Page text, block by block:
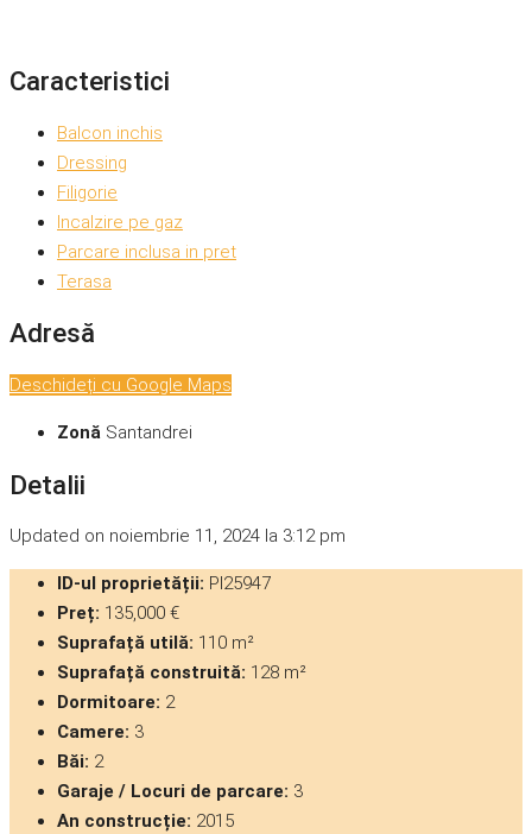
Caracteristici
Balcon inchis
Dressing
Filigorie
Incalzire pe gaz
Parcare inclusa in pret
Terasa
Adresă
Deschideți cu Google Maps
Zonă Santandrei
Detalii
Updated on noiembrie 11, 2024 la 3:12 pm
ID-ul proprietății: PI25947
Preț: 135,000 €
Suprafață utilă: 110 m²
Suprafață construită: 128 m²
Dormitoare: 2
Camere: 3
Băi: 2
Garaje / Locuri de parcare: 3
An construcție: 2015